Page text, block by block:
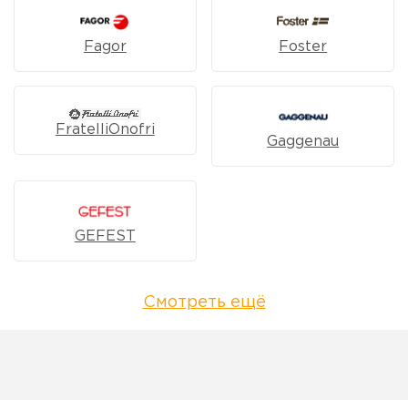
Fagor Foster
FratelliOnofri
Gaggenau
GEFEST
Смотреть ещё